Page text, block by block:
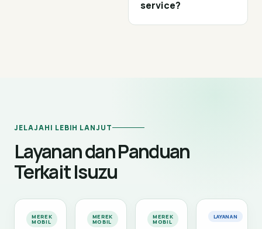
service?
JELAJAHI LEBIH LANJUT
Layanan dan Panduan
Terkait Isuzu
MEREK
MOBIL
MEREK
MOBIL
MEREK
MOBIL
LAYANAN